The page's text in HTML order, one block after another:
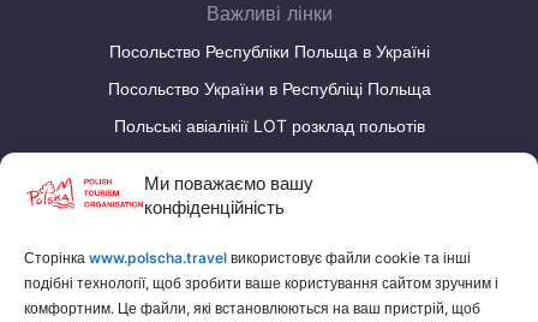
Ми поважаємо вашу
конфіденційність
Сторінка www.polscha.travel використовує файли cookie та інші
подібні технології, щоб зробити ваше користування сайтом зручним і
комфортним. Це файли, які встановлюються на ваш пристрій, щоб
Важливі лінки
Посольство Республіки Польща в Україні
Посольство України в Республіці Польща
Польські авіалінії LOT розклад польотів
Польська Туристична Організація
Заробляйте на туризмі